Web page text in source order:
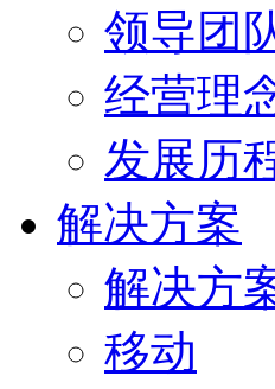
领导团
经营理
发展历
解决方案
解决方
移动